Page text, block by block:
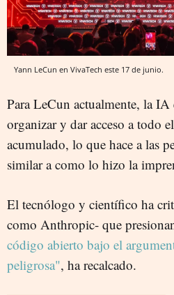
Yann LeCun en VivaTech este 17 de junio.
Para LeCun actualmente, la IA
organizar y dar acceso a todo
acumulado, lo que hace a las
similar a como lo hizo la
El tecnólogo y científico ha
como Anthropic- que
código abierto bajo el
peligrosa", ha recalcado.